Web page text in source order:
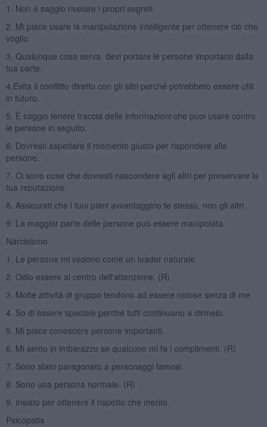
1. Non è saggio rivelare i propri segreti.
2. Mi piace usare la manipolazione intelligente per ottenere ciò che
voglio.
3. Qualunque cosa serva, devi portare le persone importanti dalla
tua parte.
4.Evita il conflitto diretto con gli altri perché potrebbero essere utili
in futuro.
5. È saggio tenere traccia delle informazioni che puoi usare contro
le persone in seguito.
6. Dovresti aspettare il momento giusto per rispondere alle
persone.
7. Ci sono cose che dovresti nascondere agli altri per preservare la
tua reputazione.
8. Assicurati che i tuoi piani avvantaggino te stesso, non gli altri.
9. La maggior parte delle persone può essere manipolata.
Narcisismo
1. Le persone mi vedono come un leader naturale.
2. Odio essere al centro dell'attenzione. (R)
3. Molte attività di gruppo tendono ad essere noiose senza di me.
4. So di essere speciale perché tutti continuano a dirmelo.
5. Mi piace conoscere persone importanti.
6. Mi sento in imbarazzo se qualcuno mi fa i complimenti. (R)
7. Sono stato paragonato a personaggi famosi.
8. Sono una persona normale. (R)
9. Insisto per ottenere il rispetto che merito.
Psicopatia